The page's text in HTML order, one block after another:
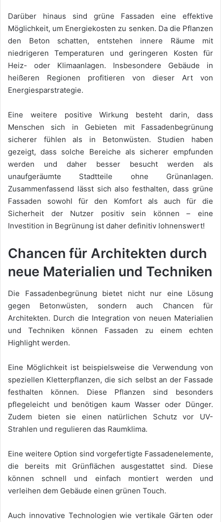
Darüber hinaus sind grüne Fassaden eine effektive
Möglichkeit, um Energiekosten zu senken. Da die Pflanzen
den Beton schatten, entstehen innere Räume mit
niedrigeren Temperaturen und geringeren Kosten für
Heiz- oder Klimaanlagen. Insbesondere Gebäude in
heißeren Regionen profitieren von dieser Art von
Energiesparstrategie.
Eine weitere positive Wirkung besteht darin, dass
Menschen sich in Gebieten mit Fassadenbegrünung
sicherer fühlen als in Betonwüsten. Studien haben
gezeigt, dass solche Bereiche als sicherer empfunden
werden und daher besser besucht werden als
unaufgeräumte Stadtteile ohne Grünanlagen.
Zusammenfassend lässt sich also festhalten, dass grüne
Fassaden sowohl für den Komfort als auch für die
Sicherheit der Nutzer positiv sein können – eine
Investition in Begrünung ist daher definitiv lohnenswert!
Chancen für Architekten durch
neue Materialien und Techniken
Die Fassadenbegrünung bietet nicht nur eine Lösung
gegen Betonwüsten, sondern auch Chancen für
Architekten. Durch die Integration von neuen Materialien
und Techniken können Fassaden zu einem echten
Highlight werden.
Eine Möglichkeit ist beispielsweise die Verwendung von
speziellen Kletterpflanzen, die sich selbst an der Fassade
festhalten können. Diese Pflanzen sind besonders
pflegeleicht und benötigen kaum Wasser oder Dünger.
Zudem bieten sie einen natürlichen Schutz vor UV-
Strahlen und regulieren das Raumklima.
Eine weitere Option sind vorgefertigte Fassadenelemente,
die bereits mit Grünflächen ausgestattet sind. Diese
können schnell und einfach montiert werden und
verleihen dem Gebäude einen grünen Touch.
Auch innovative Technologien wie vertikale Gärten oder